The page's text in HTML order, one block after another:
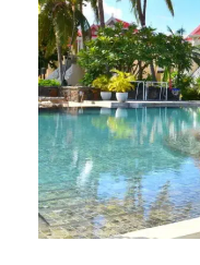
Phnom Penh
Itinéraire